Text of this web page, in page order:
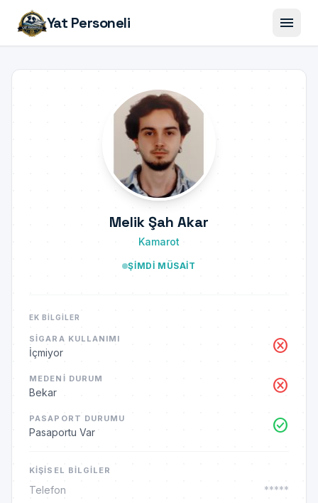
Yat Personeli menu
Melik Şah Akar
Kamarot
ŞIMDI MÜSAIT
EK BILGILER
SIGARA KULLANIMI
İçmiyor cancel
MEDENI DURUM
Bekar cancel
PASAPORT DURUMU
Pasaportu Var check_circle
KIŞISEL BILGILER
Telefon
*****